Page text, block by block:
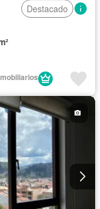
Destacado